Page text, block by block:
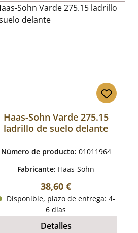
Haas-Sohn Varde 275.15
ladrillo de suelo delante
Número de producto: 01011964
Fabricante: Haas-Sohn
Precio normal:
38,60 €
Disponible, plazo de entrega: 4-
6 días
Detalles